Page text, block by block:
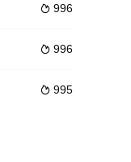
... ，连眼色都没有，所
 996
 996
 995